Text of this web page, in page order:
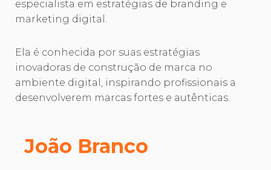
especialista em estratégias de branding e
marketing digital.
Ela é conhecida por suas estratégias
inovadoras de construção de marca no
ambiente digital, inspirando profissionais a
desenvolverem marcas fortes e autênticas.
João Branco